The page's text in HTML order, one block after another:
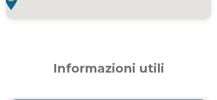
Informazioni utili